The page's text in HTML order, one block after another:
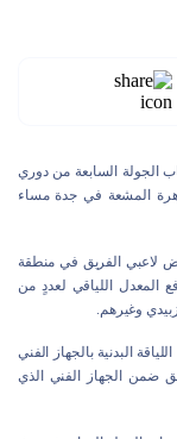
الجولة السابعة من دوري
المشعة في جدة مساء
لاعبي الفريق في منطقة
المعدل اللياقي لعددٍ من
وغيرهم.
البدنية بالجهاز الفني
ضمن الجهاز الفني الذي